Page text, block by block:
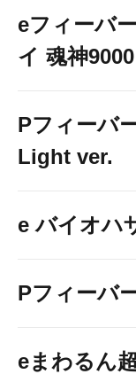
eフィーバ
イ 魂神9000
Pフィーバ
Light ver.
e バイオハ
Pフィーバ
eまわるん